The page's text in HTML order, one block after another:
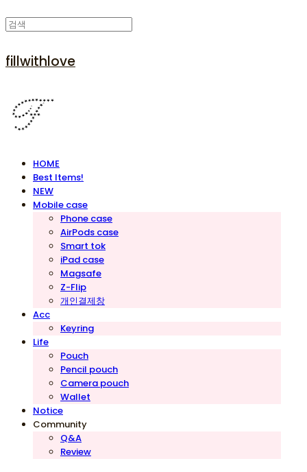
fillwithlove
HOME
Best Items!
NEW
Mobile case
Phone case
AirPods case
Smart tok
iPad case
Magsafe
Z-Flip
개인결제창
Acc
Keyring
Life
Pouch
Pencil pouch
Camera pouch
Wallet
Notice
Community
Q&A
Review